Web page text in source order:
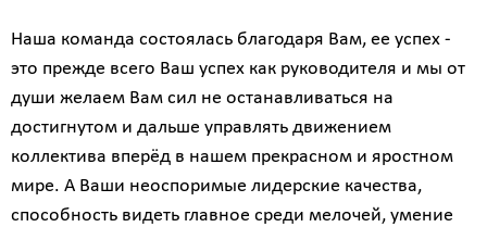
Наша команда состоялась благодаря Вам, ее успех -
это прежде всего Ваш успех как руководителя и мы от
души желаем Вам сил не останавливаться на
достигнутом и дальше управлять движением
коллектива вперёд в нашем прекрасном и яростном
мире. А Ваши неоспоримые лидерские качества,
способность видеть главное среди мелочей, умение